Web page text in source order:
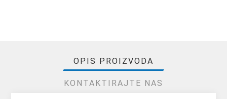
OPIS PROIZVODA
KONTAKTIRAJTE NAS